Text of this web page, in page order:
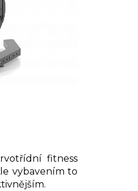
fitness
vybavením to